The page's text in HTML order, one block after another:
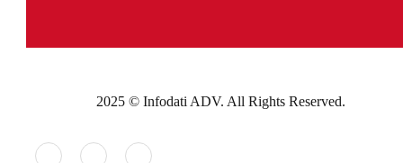
2025 © Infodati ADV. All Rights Reserved.